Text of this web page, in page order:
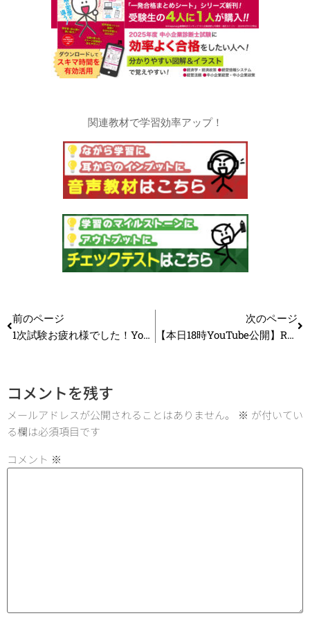
関連教材で学習効率アップ！
前のページ
1次試験お疲れ様でした！YouTube公開【2次試験対策】最初の一歩はこれ！12週間で合格するための完全ロードマップ_第361回
次のページ
【本日18時YouTube公開】R7年度 1次試験 「財務・会計」ざっくり解説_第363回
コメントを残す
メールアドレスが公開されることはありません。 ※ が付いてい
る欄は必須項目です
コメント ※